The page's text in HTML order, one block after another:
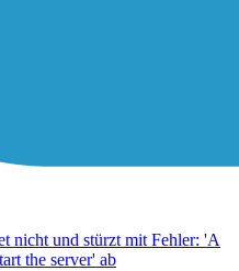
nicht und stürzt mit Fehler: 'A
the server' ab